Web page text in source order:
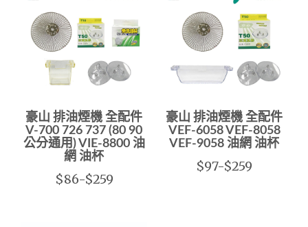
豪山 排油煙機 全配件
V-700 726 737 (80 90
公分通用) VIE-8800 油
網 油杯
$86-$259
豪山 排油煙機 全配件
VEF-6058 VEF-8058
VEF-9058 油網 油杯
$97-$259